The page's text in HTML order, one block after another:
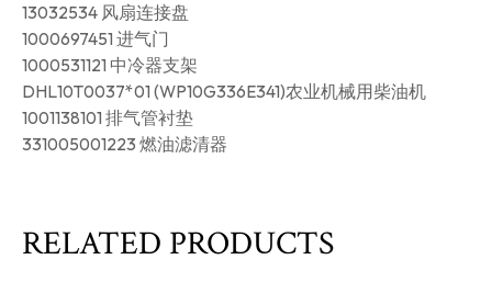
13032534 风扇连接盘
1000697451 进气门
1000531121 中冷器支架
DHL10T0037*01 (WP10G336E341)农业机械用柴油机
1001138101 排气管衬垫
331005001223 燃油滤清器
RELATED PRODUCTS